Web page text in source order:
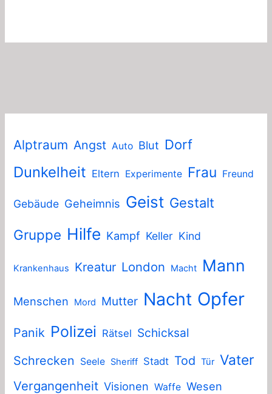
Alptraum Angst Auto Blut Dorf
Dunkelheit Eltern Experimente Frau Freund
Gebäude Geheimnis Geist Gestalt
Gruppe Hilfe Kampf Keller Kind
Krankenhaus Kreatur London Macht Mann
Menschen Mord Mutter Nacht Opfer
Panik Polizei Rätsel Schicksal
Schrecken
Seele Sheriff Stadt Tod Tür Vater
Vergangenheit Visionen Waffe Wesen